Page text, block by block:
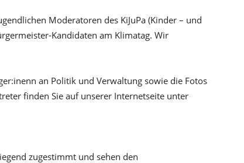
Moderatoren des KiJuPa (Kinder – und
Kandidaten am Klimatag. Wir
an Politik und Verwaltung sowie die Fotos
finden Sie auf unserer Internetseite unter
zugestimmt und sehen den